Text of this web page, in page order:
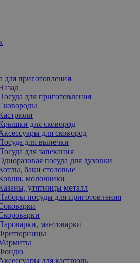
для приготовления
для приготовления
для сковород
для сковород
для выпечки
для запекания
посуда для духовки
баки столовые
молочники
утятницы металл
посуды для приготовления
мантоварки
для кастрюль